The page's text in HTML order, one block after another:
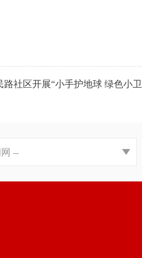
路社区开展“小手护地球 绿色小